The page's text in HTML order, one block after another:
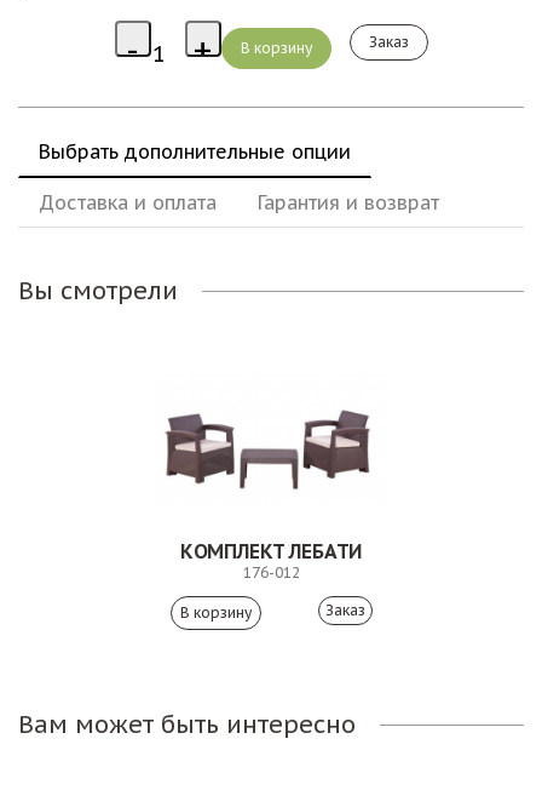
Заказ
Выбрать дополнительные опции
Доставка и оплата Гарантия и возврат
Вы смотрели
КОМПЛЕКТ ЛЕБАТИ
176-012
Заказ
Вам может быть интересно